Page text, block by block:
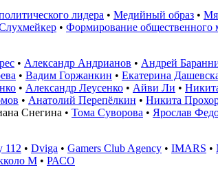
лидера • Медийный образ •
• Формирование общественного
• Александр Андрианов • Андрей
• Вадим Горжанкин • Екатерина
• Александр Леусенко • Айви Ли •
• Анатолий Перепёлкин • Никита
Снегина • Тома Суворова • Ярослав
112 • Dviga • Gamers Club Agency • IMARS •
М • РАСО